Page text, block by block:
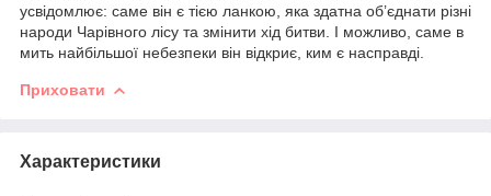
усвідомлює: саме він є тією ланкою, яка здатна об’єднати різні
народи Чарівного лісу та змінити хід битви. І можливо, саме в
мить найбільшої небезпеки він відкриє, ким є насправді.
Приховати
Характеристики